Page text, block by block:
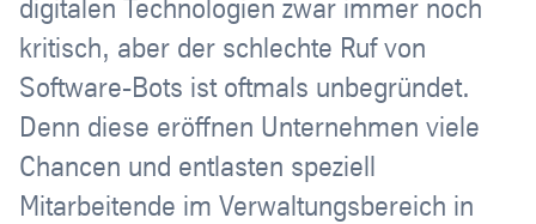
digitalen Technologien zwar immer noch
kritisch, aber der schlechte Ruf von
Software-Bots ist oftmals unbegründet.
Denn diese eröffnen Unternehmen viele
Chancen und entlasten speziell
Mitarbeitende im Verwaltungsbereich in